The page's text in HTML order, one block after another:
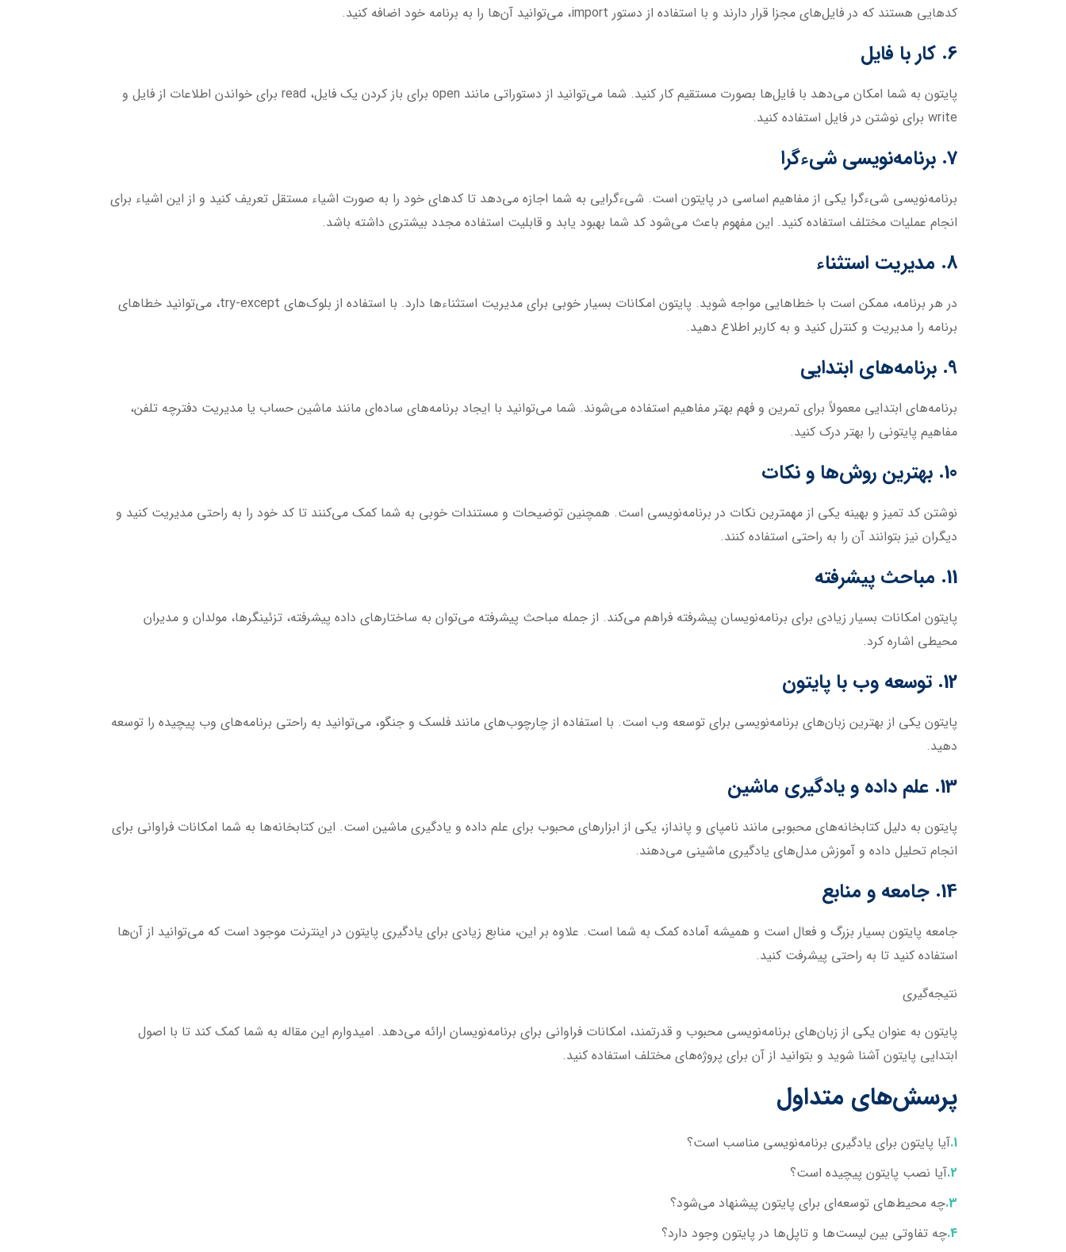
کدهایی هستند که در فایل‌های مجزا قرار دارند و با استفاده از دستور import، می‌توانید آن‌ها را به برنامه خود اضافه کنید.
6. کار با فایل
پایتون به شما امکان می‌دهد با فایل‌ها بصورت مستقیم کار کنید. شما می‌توانید از دستوراتی مانند open برای باز کردن یک فایل، read برای خواندن اطلاعات از فایل و
write برای نوشتن در فایل استفاده کنید.
7. برنامه‌نویسی شیءگرا
برنامه‌نویسی شیءگرا یکی از مفاهیم اساسی در پایتون است. شیءگرایی به شما اجازه می‌دهد تا کدهای خود را به صورت اشیاء مستقل تعریف کنید و از این اشیاء برای
انجام عملیات مختلف استفاده کنید. این مفهوم باعث می‌شود کد شما بهبود یابد و قابلیت استفاده مجدد بیشتری داشته باشد.
8. مدیریت استثناء
در هر برنامه، ممکن است با خطاهایی مواجه شوید. پایتون امکانات بسیار خوبی برای مدیریت استثناء‌ها دارد. با استفاده از بلوک‌های try-except، می‌توانید خطاهای
برنامه را مدیریت و کنترل کنید و به کاربر اطلاع دهید.
9. برنامه‌های ابتدایی
برنامه‌های ابتدایی معمولاً برای تمرین و فهم بهتر مفاهیم استفاده می‌شوند. شما می‌توانید با ایجاد برنامه‌های ساده‌ای مانند ماشین حساب یا مدیریت دفترچه تلفن،
مفاهیم پایتونی را بهتر درک کنید.
10. بهترین روش‌ها و نکات
نوشتن کد تمیز و بهینه یکی از مهمترین نکات در برنامه‌نویسی است. همچنین توضیحات و مستندات خوبی به شما کمک می‌کنند تا کد خود را به راحتی مدیریت کنید و
دیگران نیز بتوانند آن را به راحتی استفاده کنند.
11. مباحث پیشرفته
پایتون امکانات بسیار زیادی برای برنامه‌نویسان پیشرفته فراهم می‌کند. از جمله مباحث پیشرفته می‌توان به ساختارهای داده پیشرفته، تزئینگرها، مولدان و مدیران
محیطی اشاره کرد.
12. توسعه وب با پایتون
پایتون یکی از بهترین زبان‌های برنامه‌نویسی برای توسعه وب است. با استفاده از چارچوب‌های مانند فلسک و جنگو، می‌توانید به راحتی برنامه‌های وب پیچیده را توسعه
دهید.
13. علم داده و یادگیری ماشین
پایتون به دلیل کتابخانه‌های محبوبی مانند نامپای و پانداز، یکی از ابزارهای محبوب برای علم داده و یادگیری ماشین است. این کتابخانه‌ها به شما امکانات فراوانی برای
انجام تحلیل داده و آموزش مدل‌های یادگیری ماشینی می‌دهند.
14. جامعه و منابع
جامعه پایتون بسیار بزرگ و فعال است و همیشه آماده کمک به شما است. علاوه بر این، منابع زیادی برای یادگیری پایتون در اینترنت موجود است که می‌توانید از آن‌ها
استفاده کنید تا به راحتی پیشرفت کنید.
نتیجه‌گیری
پایتون به عنوان یکی از زبان‌های برنامه‌نویسی محبوب و قدرتمند، امکانات فراوانی برای برنامه‌نویسان ارائه می‌دهد. امیدوارم این مقاله به شما کمک کند تا با اصول
ابتدایی پایتون آشنا شوید و بتوانید از آن برای پروژه‌های مختلف استفاده کنید.
پرسش‌های متداول
آیا پایتون برای یادگیری برنامه‌نویسی مناسب است؟
آیا نصب پایتون پیچیده است؟
چه محیط‌های توسعه‌ای برای پایتون پیشنهاد می‌شود؟
چه تفاوتی بین لیست‌ها و تاپل‌ها در پایتون وجود دارد؟